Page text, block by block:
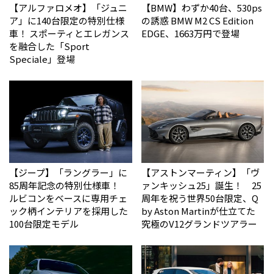
【アルファロメオ】「ジュニ
ア」に140台限定の特別仕様
車！ スポーティとエレガンス
を融合した「Sport
Speciale」登場
【BMW】わずか40台、530ps
の誘惑 BMW M2 CS Edition
EDGE、1663万円で登場
【ジープ】「ラングラー」に
85周年記念の特別仕様車！
ルビコンをベースに専用チェ
ック柄インテリアを採用した
100台限定モデル
【アストンマーティン】「ヴ
ァンキッシュ25」誕生！ 25
周年を祝う世界50台限定、Q
by Aston Martinが仕立てた
究極のV12グランドツアラー